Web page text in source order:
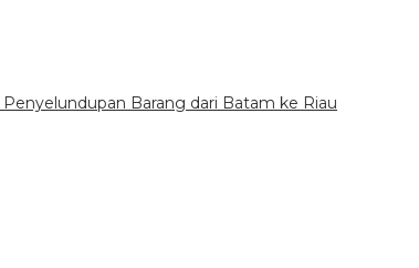
Barang dari Batam ke Riau